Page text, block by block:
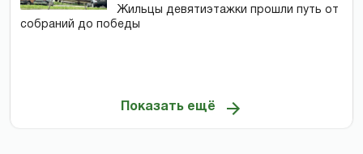
Жильцы девятиэтажки прошли путь от
собраний до победы
Показать ещё